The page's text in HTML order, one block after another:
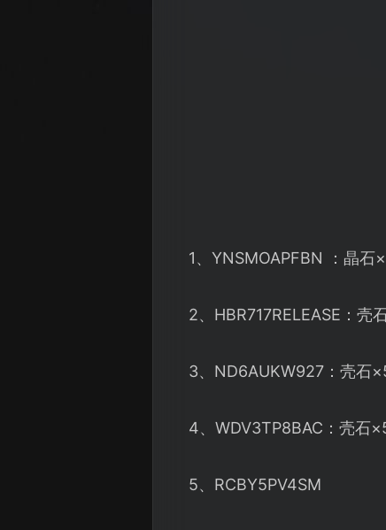
1、YNSMOAPFBN ：晶石
2、HBR717RELEASE：
3、ND6AUKW927：壳石
4、WDV3TP8BAC：壳石
5、RCBY5PV4SM